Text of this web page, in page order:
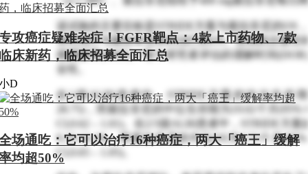
该试验的主要目标是STRIDE方案与索拉非尼的OS
单药治疗与索拉非尼单药治疗的OS。附加的次要目
观缓解率(ORR)、每个研究者评估的缓解时间
全性。
在1级ALBI患者中，STRIDE方案的中位生存期
28.75)，而索拉非尼的中位生存期为19.02个月(95%
CI,0.62 – 1.01)。在2/3级ALBI患者中，STRIDE方案
9.33-14.19)，而索拉非尼的中位OS为9.72个月(95%
CI,0.65 – 1.05)。
攻癌症疑难杂症！FGFR靶点：4款上市药物、7款
床新药，临床招募全面汇总
D
场通吃：它可以治疗16种癌症，两大「癌王」缓解
均超50%